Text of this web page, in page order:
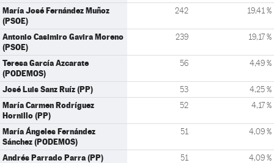
María José Fernández Muñoz
(PSOE)
242 19,41 %
Antonio Casimiro Gavira Moreno
(PSOE)
239 19,17 %
Teresa García Azcarate
(PODEMOS)
56 4,49 %
José Luis Sanz Ruíz (PP) 53 4,25 %
María Carmen Rodríguez
Hornillo (PP)
52 4,17 %
María Ángeles Fernández
Sánchez (PODEMOS)
51 4,09 %
Andrés Parrado Parra (PP) 51 4,09 %